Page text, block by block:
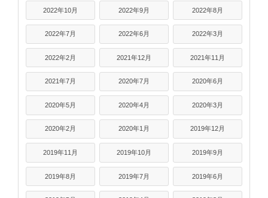
2022年10月 2022年9月 2022年8月
2022年7月 2022年6月 2022年3月
2022年2月 2021年12月 2021年11月
2021年7月 2020年7月 2020年6月
2020年5月 2020年4月 2020年3月
2020年2月 2020年1月 2019年12月
2019年11月 2019年10月 2019年9月
2019年8月 2019年7月 2019年6月